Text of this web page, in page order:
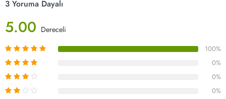
3 Yoruma Dayalı
5.00 Dereceli
100%
0%
0%
0%